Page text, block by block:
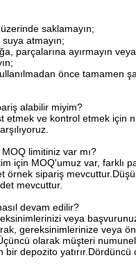
saklamayın;
atmayın;
parçalarına ayırmayın
önce tamamen
alabilir miyim?
etmek ve kontrol etmek için
limitiniz var mı?
için MOQ'umuz var, farklı
örnek sipariş
mevcuttur.
devam edilir?
veya
gereksinimlerinize veya
olarak müşteri
bir depozito yatırır.Dördüncü